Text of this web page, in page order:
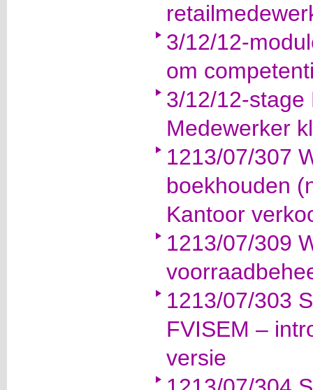
3/12/12-
om
3/12/12-stage
Medewerker
1213/07/307
boekhouden
Kantoor
1213/07/309
1213/07/303
FVISEM –
versie